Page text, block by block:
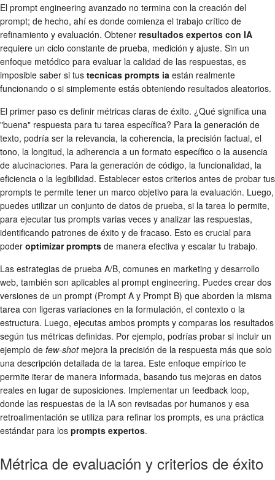
El prompt engineering avanzado no termina con la creación del
prompt; de hecho, ahí es donde comienza el trabajo crítico de
refinamiento y evaluación. Obtener resultados expertos con IA
requiere un ciclo constante de prueba, medición y ajuste. Sin un
enfoque metódico para evaluar la calidad de las respuestas, es
imposible saber si tus tecnicas prompts ia están realmente
funcionando o si simplemente estás obteniendo resultados aleatorios.
El primer paso es definir métricas claras de éxito. ¿Qué significa una
"buena" respuesta para tu tarea específica? Para la generación de
texto, podría ser la relevancia, la coherencia, la precisión factual, el
tono, la longitud, la adherencia a un formato específico o la ausencia
de alucinaciones. Para la generación de código, la funcionalidad, la
eficiencia o la legibilidad. Establecer estos criterios antes de probar tus
prompts te permite tener un marco objetivo para la evaluación. Luego,
puedes utilizar un conjunto de datos de prueba, si la tarea lo permite,
para ejecutar tus prompts varias veces y analizar las respuestas,
identificando patrones de éxito y de fracaso. Esto es crucial para
poder optimizar prompts de manera efectiva y escalar tu trabajo.
Las estrategias de prueba A/B, comunes en marketing y desarrollo
web, también son aplicables al prompt engineering. Puedes crear dos
versiones de un prompt (Prompt A y Prompt B) que aborden la misma
tarea con ligeras variaciones en la formulación, el contexto o la
estructura. Luego, ejecutas ambos prompts y comparas los resultados
según tus métricas definidas. Por ejemplo, podrías probar si incluir un
ejemplo de few-shotmejora la precisión de la respuesta más que solo
una descripción detallada de la tarea. Este enfoque empírico te
permite iterar de manera informada, basando tus mejoras en datos
reales en lugar de suposiciones. Implementar un feedback loop,
donde las respuestas de la IA son revisadas por humanos y esa
retroalimentación se utiliza para refinar los prompts, es una práctica
estándar para los prompts expertos.
Métrica de evaluación y criterios de éxito